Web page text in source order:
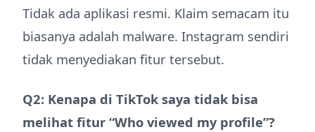
Tidak ada aplikasi resmi. Klaim semacam itu
biasanya adalah malware. Instagram sendiri
tidak menyediakan fitur tersebut.
Q2: Kenapa di TikTok saya tidak bisa
melihat fitur “Who viewed my profile”?